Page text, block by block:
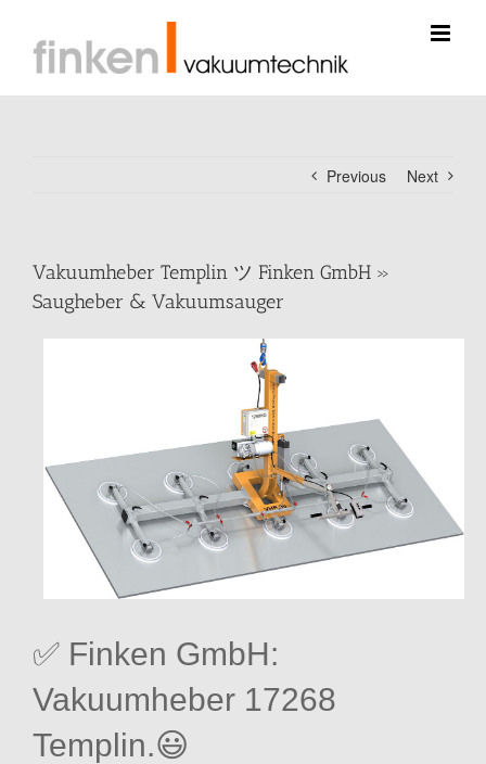
content
Previous Next
Vakuumheber Templin ツ Finken GmbH »
Saugheber & Vakuumsauger
✅ Finken GmbH:
Vakuumheber 17268
Templin.😃